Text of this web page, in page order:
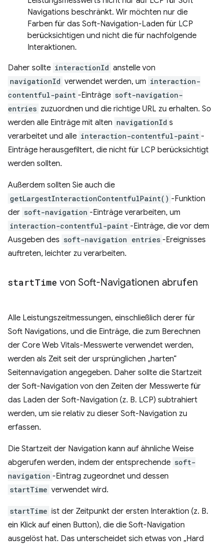
Navigations beschränkt. Wir möchten nur die
Farben für das Soft-Navigation-Laden für LCP
berücksichtigen und nicht die für nachfolgende
Interaktionen.
Daher sollte interactionId anstelle von
navigationId verwendet werden, um interaction-
contentful-paint -Einträge soft-navigation-
entries zuzuordnen und die richtige URL zu erhalten. So
werden alle Einträge mit alten navigationId s
verarbeitet und alle interaction-contentful-paint -
Einträge herausgefiltert, die nicht für LCP berücksichtigt
werden sollten.
Außerdem sollten Sie auch die
getLargestInteractionContentfulPaint() -Funktion
der soft-navigation -Einträge verarbeiten, um
interaction-contentful-paint -Einträge, die vor dem
Ausgeben des soft-navigation entries -Ereignisses
auftreten, leichter zu verarbeiten.
startTime von Soft-Navigationen abrufen
Alle Leistungszeitmessungen, einschließlich derer für
Soft Navigations, und die Einträge, die zum Berechnen
der Core Web Vitals-Messwerte verwendet werden,
werden als Zeit seit der ursprünglichen „harten“
Seitennavigation angegeben. Daher sollte die Startzeit
der Soft-Navigation von den Zeiten der Messwerte für
das Laden der Soft-Navigation (z. B. LCP) subtrahiert
werden, um sie relativ zu dieser Soft-Navigation zu
erfassen.
Die Startzeit der Navigation kann auf ähnliche Weise
abgerufen werden, indem der entsprechende soft-
navigation -Eintrag zugeordnet und dessen
startTime verwendet wird.
startTime ist der Zeitpunkt der ersten Interaktion (z. B.
ein Klick auf einen Button), die die Soft-Navigation
ausgelöst hat. Das unterscheidet sich etwas von „Hard